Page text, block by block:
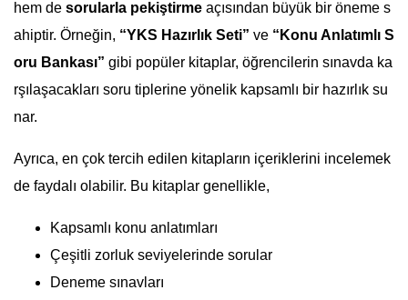
hem de sorularla pekiştirme açısından büyük bir öneme s
ahiptir. Örneğin, “YKS Hazırlık Seti” ve “Konu Anlatımlı S
oru Bankası” gibi popüler kitaplar, öğrencilerin sınavda ka
rşılaşacakları soru tiplerine yönelik kapsamlı bir hazırlık su
nar.
Ayrıca, en çok tercih edilen kitapların içeriklerini incelemek
de faydalı olabilir. Bu kitaplar genellikle,
Kapsamlı konu anlatımları
Çeşitli zorluk seviyelerinde sorular
Deneme sınavları